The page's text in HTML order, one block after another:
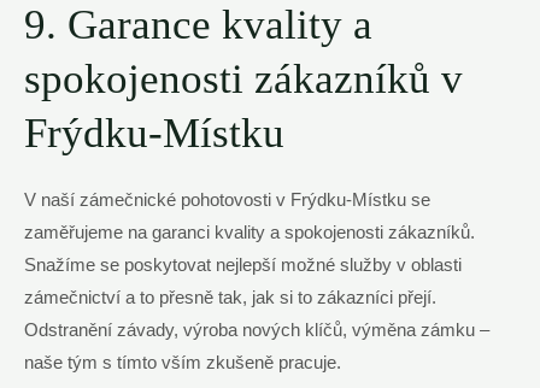
9. Garance kvality a
spokojenosti zákazníků v
Frýdku-Místku
V naší zámečnické pohotovosti v Frýdku-Místku se
zaměřujeme na garanci kvality a spokojenosti zákazníků.
Snažíme se poskytovat nejlepší možné služby v oblasti
zámečnictví a to přesně tak, jak si to zákazníci přejí.
Odstranění závady, výroba nových klíčů, výměna zámku –
naše tým s tímto vším zkušeně pracuje.